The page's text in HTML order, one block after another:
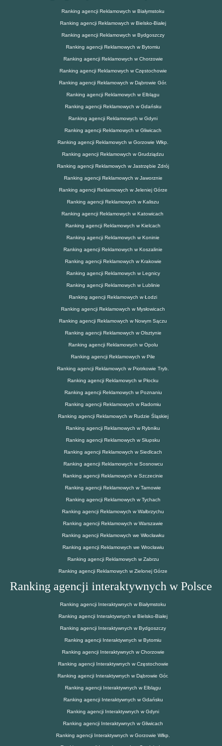
Ranking agencji Reklamowych w Białymstoku
Ranking agencji Reklamowych w Bielsko-Białej
Ranking agencji Reklamowych w Bydgoszczy
Ranking agencji Reklamowych w Bytomiu
Ranking agencji Reklamowych w Chorzowie
Ranking agencji Reklamowych w Częstochowie
Ranking agencji Reklamowych w Dąbrowie Gór.
Ranking agencji Reklamowych w Elblągu
Ranking agencji Reklamowych w Gdańsku
Ranking agencji Reklamowych w Gdyni
Ranking agencji Reklamowych w Gliwicach
Ranking agencji Reklamowych w Gorzowie Wlkp.
Ranking agencji Reklamowych w Grudziądzu
Ranking agencji Reklamowych w Jastrzębie Zdrój
Ranking agencji Reklamowych w Jaworznie
Ranking agencji Reklamowych w Jeleniej Górze
Ranking agencji Reklamowych w Kaliszu
Ranking agencji Reklamowych w Katowicach
Ranking agencji Reklamowych w Kielcach
Ranking agencji Reklamowych w Koninie
Ranking agencji Reklamowych w Koszalinie
Ranking agencji Reklamowych w Krakowie
Ranking agencji Reklamowych w Legnicy
Ranking agencji Reklamowych w Lublinie
Ranking agencji Reklamowych w Łodzi
Ranking agencji Reklamowych w Mysłowicach
Ranking agencji Reklamowych w Nowym Sączu
Ranking agencji Reklamowych w Olsztynie
Ranking agencji Reklamowych w Opolu
Ranking agencji Reklamowych w Pile
Ranking agencji Reklamowych w Piotrkowie Tryb.
Ranking agencji Reklamowych w Płocku
Ranking agencji Reklamowych w Poznaniu
Ranking agencji Reklamowych w Radomiu
Ranking agencji Reklamowych w Rudzie Śląskiej
Ranking agencji Reklamowych w Rybniku
Ranking agencji Reklamowych w Słupsku
Ranking agencji Reklamowych w Siedlcach
Ranking agencji Reklamowych w Sosnowcu
Ranking agencji Reklamowych w Szczecinie
Ranking agencji Reklamowych w Tarnowie
Ranking agencji Reklamowych w Tychach
Ranking agencji Reklamowych w Wałbrzychu
Ranking agencji Reklamowych w Warszawie
Ranking agencji Reklamowych we Włocławku
Ranking agencji Reklamowych we Wrocławiu
Ranking agencji Reklamowych w Zabrzu
Ranking agencji Reklamowych w Zielonej Górze
Ranking agencji interaktywnych w Polsce
Ranking agencji Interaktywnych w Białymstoku
Ranking agencji Interaktywnych w Bielsko-Białej
Ranking agencji Interaktywnych w Bydgoszczy
Ranking agencji Interaktywnych w Bytomiu
Ranking agencji Interaktywnych w Chorzowie
Ranking agencji Interaktywnych w Częstochowie
Ranking agencji Interaktywnych w Dąbrowie Gór.
Ranking agencji Interaktywnych w Elblągu
Ranking agencji Interaktywnych w Gdańsku
Ranking agencji Interaktywnych w Gdyni
Ranking agencji Interaktywnych w Gliwicach
Ranking agencji Interaktywnych w Gorzowie Wlkp.